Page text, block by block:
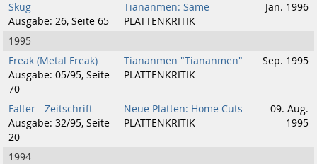
Skug
Ausgabe: 26, Seite 65
Tiananmen: Same
PLATTENKRITIK
Jan. 1996
1995
Freak (Metal Freak)
Ausgabe: 05/95, Seite
70
Tiananmen "Tiananmen"
PLATTENKRITIK
Sep. 1995
Falter - Zeitschrift
Ausgabe: 32/95, Seite
20
Neue Platten: Home Cuts
PLATTENKRITIK
09. Aug.
1995
1994